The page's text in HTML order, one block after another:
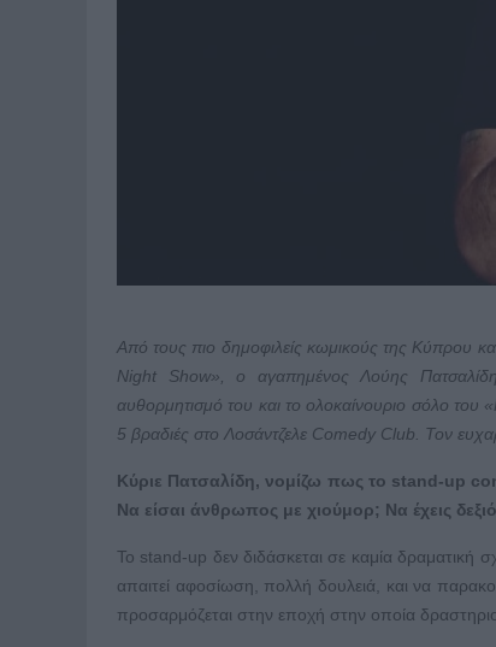
Από τους πιο δημοφιλείς κωμικούς της Κύπρου
Night Show», ο αγαπημένος Λούης
αυθορμητισμό του και το ολοκαίνουριο σόλο
5 βραδιές στο Λοσάντζελε Comedy Club. Τον
Κύριε Πατσαλίδη, νομίζω πως τo stand-up
Να είσαι άνθρωπος με χιούμορ; Να έχεις
To stand-up δεν διδάσκεται σε καμία δραματική
απαιτεί αφοσίωση, πολλή δουλειά, και να
προσαρμόζεται στην εποχή στην οποία